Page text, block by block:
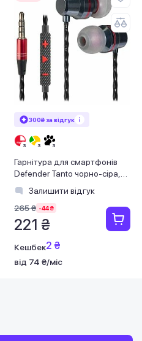
300₴ за відгук
Гарнітура для смартфонів
Defender Tanto чорно-сіра,
кабель 1,2 м
Залишити відгук
265 ₴ -44 ₴
221 ₴
Кешбек2 ₴
від 74 ₴/міс